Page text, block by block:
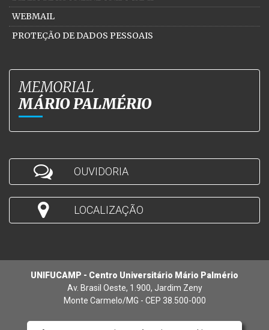
WEBMAIL
PROTEÇÃO DE DADOS PESSOAIS
MEMORIAL
MÁRIO PALMÉRIO
OUVIDORIA
LOCALIZAÇÃO
UNIFUCAMP - Centro Universitário Mário Palmério
Av. Brasil Oeste, 1.900, Jardim Zeny
Monte Carmelo/MG - CEP 38.500-000